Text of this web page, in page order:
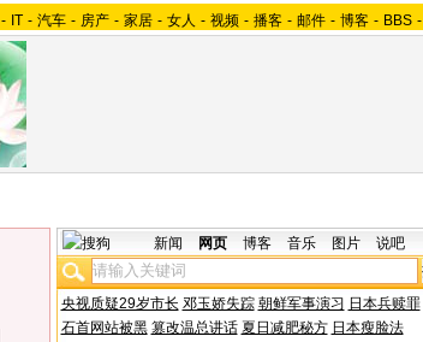
- IT - 汽车 - 房产 - 家居 - 女人 - 视频 - 播客 - 邮件 - 博客 - BBS -
新闻 网页 博客 音乐 图片 说吧
央视质疑29岁市长 邓玉娇失踪 朝鲜军事演习 日本兵赎罪
石首网站被黑 篡改温总讲话 夏日减肥秘方 日本瘦脸法